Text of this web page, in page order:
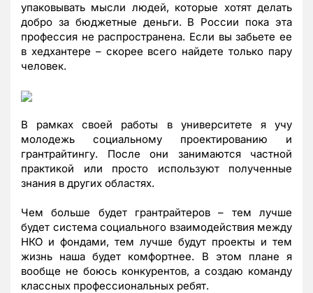
упаковывать мысли людей, которые хотят делать
добро за бюджетные деньги. В России пока эта
профессия не распространена. Если вы забьете ее
в хедхантере – скорее всего найдете только пару
человек.
В рамках своей работы в университете я учу
молодежь социальному проектированию и
грантрайтингу. После они занимаются частной
практикой или просто используют полученные
знания в других областях.
Чем больше будет грантрайтеров – тем лучше
будет система социального взаимодействия между
НКО и фондами, тем лучше будут проекты и тем
жизнь наша будет комфортнее. В этом плане я
вообще не боюсь конкурентов, а создаю команду
классных профессиональных ребят.